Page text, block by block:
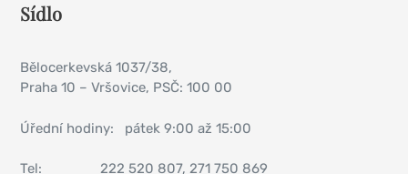
Sídlo
Bělocerkevská 1037/38,
Praha 10 – Vršovice, PSČ: 100 00
Úřední hodiny: pátek 9:00 až 15:00
Tel: 222 520 807, 271 750 869